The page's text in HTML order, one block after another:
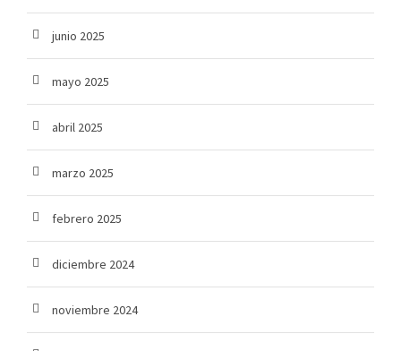
junio 2025
mayo 2025
abril 2025
marzo 2025
febrero 2025
diciembre 2024
noviembre 2024